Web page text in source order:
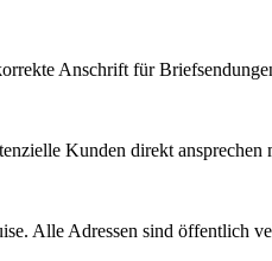
Anschrift für
Kunden direkt ansprechen
Alle Adressen sind öffentlich